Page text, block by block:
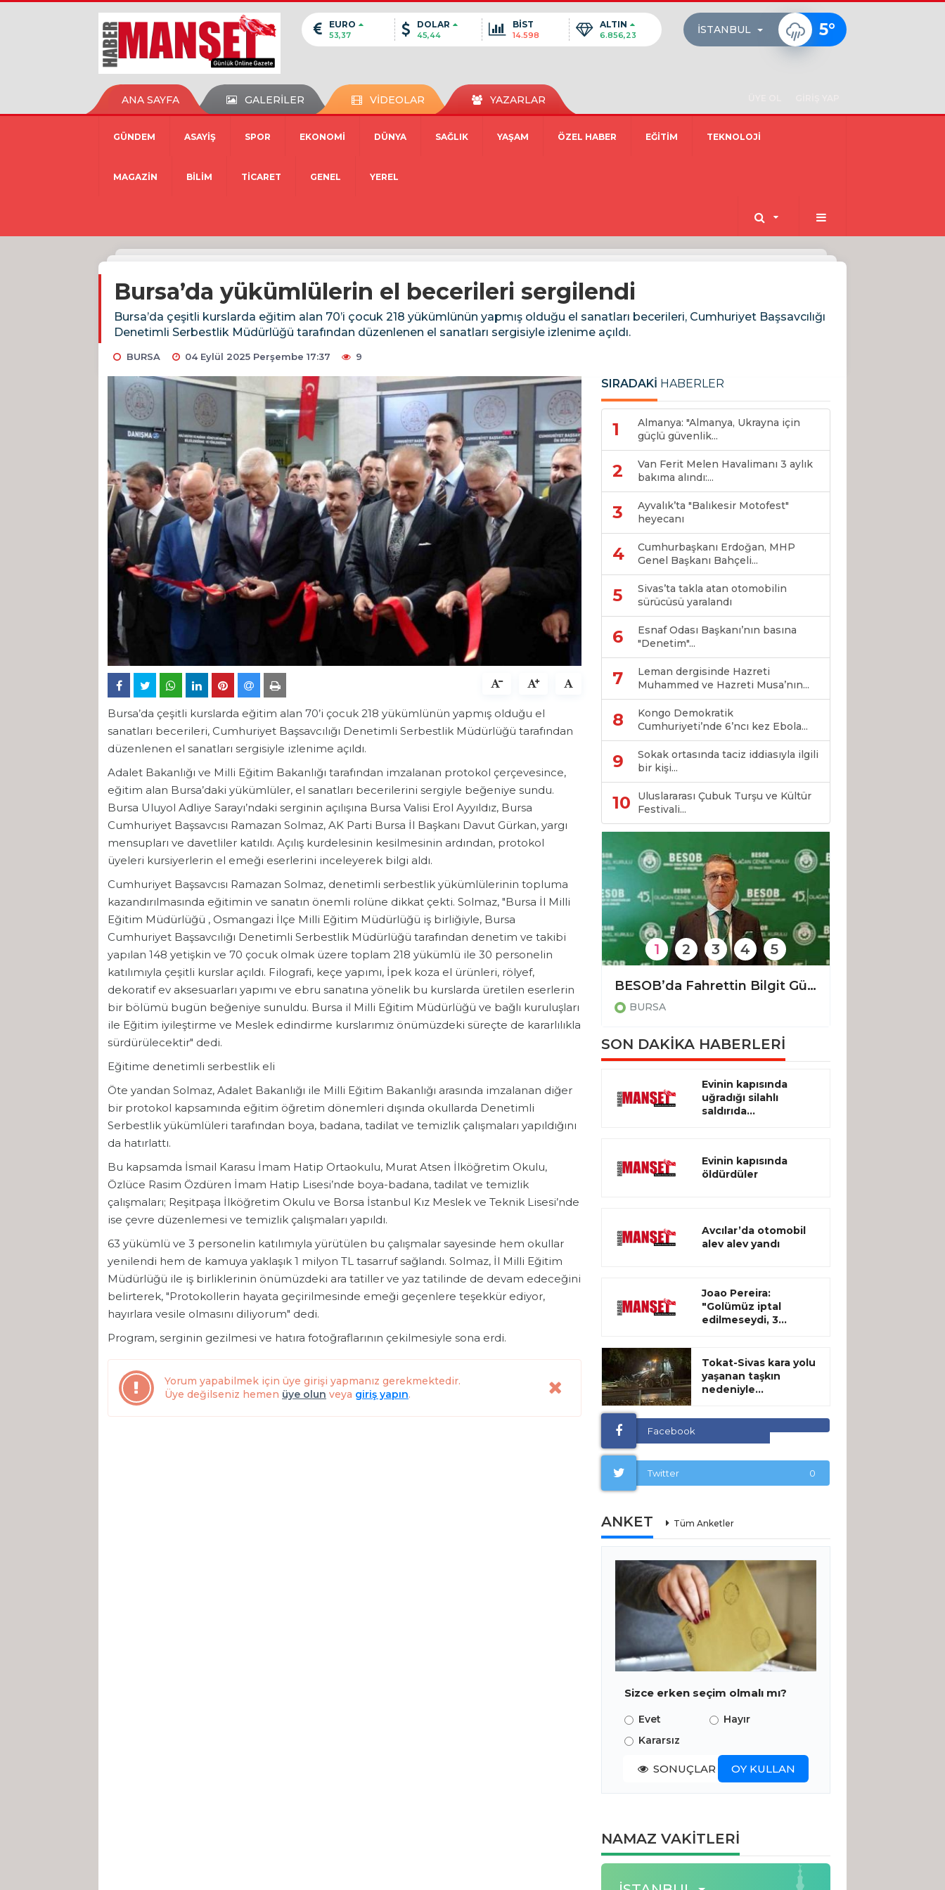
EURO
53,37
DOLAR
45,44
BİST
14.598
ALTIN
6.856,23 İSTANBUL 5°
ANA SAYFA GALERİLER VİDEOLAR YAZARLAR
GÜNDEM ASAYİŞ SPOR EKONOMİ DÜNYA SAĞLIK YAŞAM ÖZEL HABER EĞİTİM TEKNOLOJİ
MAGAZİN BİLİM TİCARET GENEL YEREL
Bursa’da yükümlülerin el becerileri sergilendi
Bursa’da çeşitli kurslarda eğitim alan 70’i çocuk 218 yükümlünün yapmış olduğu el sanatları becerileri, Cumhuriyet Başsavcılığı
Denetimli Serbestlik Müdürlüğü tarafından düzenlenen el sanatları sergisiyle izlenime açıldı.
BURSA 04 Eylül 2025 Perşembe 17:37 9
Bursa’da çeşitli kurslarda eğitim alan 70’i çocuk 218 yükümlünün yapmış olduğu el
sanatları becerileri, Cumhuriyet Başsavcılığı Denetimli Serbestlik Müdürlüğü tarafından
düzenlenen el sanatları sergisiyle izlenime açıldı.
Adalet Bakanlığı ve Milli Eğitim Bakanlığı tarafından imzalanan protokol çerçevesince,
eğitim alan Bursa’daki yükümlüler, el sanatları becerilerini sergiyle beğeniye sundu.
Bursa Uluyol Adliye Sarayı’ndaki serginin açılışına Bursa Valisi Erol Ayyıldız, Bursa
Cumhuriyet Başsavcısı Ramazan Solmaz, AK Parti Bursa İl Başkanı Davut Gürkan, yargı
mensupları ve davetliler katıldı. Açılış kurdelesinin kesilmesinin ardından, protokol
üyeleri kursiyerlerin el emeği eserlerini inceleyerek bilgi aldı.
Cumhuriyet Başsavcısı Ramazan Solmaz, denetimli serbestlik yükümlülerinin topluma
kazandırılmasında eğitimin ve sanatın önemli rolüne dikkat çekti. Solmaz, "Bursa İl Milli
Eğitim Müdürlüğü , Osmangazi İlçe Milli Eğitim Müdürlüğü iş birliğiyle, Bursa
Cumhuriyet Başsavcılığı Denetimli Serbestlik Müdürlüğü tarafından denetim ve takibi
yapılan 148 yetişkin ve 70 çocuk olmak üzere toplam 218 yükümlü ile 30 personelin
katılımıyla çeşitli kurslar açıldı. Filografi, keçe yapımı, İpek koza el ürünleri, rölyef,
dekoratif ev aksesuarları yapımı ve ebru sanatına yönelik bu kurslarda üretilen eserlerin
bir bölümü bugün beğeniye sunuldu. Bursa il Milli Eğitim Müdürlüğü ve bağlı kuruluşları
ile Eğitim iyileştirme ve Meslek edindirme kurslarımız önümüzdeki süreçte de kararlılıkla
sürdürülecektir" dedi.
Eğitime denetimli serbestlik eli
Öte yandan Solmaz, Adalet Bakanlığı ile Milli Eğitim Bakanlığı arasında imzalanan diğer
bir protokol kapsamında eğitim öğretim dönemleri dışında okullarda Denetimli
Serbestlik yükümlüleri tarafından boya, badana, tadilat ve temizlik çalışmaları yapıldığını
da hatırlattı.
Bu kapsamda İsmail Karasu İmam Hatip Ortaokulu, Murat Atsen İlköğretim Okulu,
Özlüce Rasim Özdüren İmam Hatip Lisesi’nde boya-badana, tadilat ve temizlik
çalışmaları; Reşitpaşa İlköğretim Okulu ve Borsa İstanbul Kız Meslek ve Teknik Lisesi’nde
ise çevre düzenlemesi ve temizlik çalışmaları yapıldı.
63 yükümlü ve 3 personelin katılımıyla yürütülen bu çalışmalar sayesinde hem okullar
yenilendi hem de kamuya yaklaşık 1 milyon TL tasarruf sağlandı. Solmaz, İl Milli Eğitim
Müdürlüğü ile iş birliklerinin önümüzdeki ara tatiller ve yaz tatilinde de devam edeceğini
belirterek, "Protokollerin hayata geçirilmesinde emeği geçenlere teşekkür ediyor,
hayırlara vesile olmasını diliyorum" dedi.
Program, serginin gezilmesi ve hatıra fotoğraflarının çekilmesiyle sona erdi.
Yorum yapabilmek için üye girişi yapmanız gerekmektedir.
Üye değilseniz hemen üye olun veya giriş yapın.
SIRADAKİ HABERLER
1
Almanya: "Almanya, Ukrayna için
güçlü güvenlik...
2
Van Ferit Melen Havalimanı 3 aylık
bakıma alındı:...
3
Ayvalık’ta "Balıkesir Motofest"
heyecanı
4
Cumhurbaşkanı Erdoğan, MHP
Genel Başkanı Bahçeli...
5
Sivas’ta takla atan otomobilin
sürücüsü yaralandı
6
Esnaf Odası Başkanı’nın basına
"Denetim"...
7
Leman dergisinde Hazreti
Muhammed ve Hazreti Musa’nın...
8
Kongo Demokratik
Cumhuriyeti’nde 6’ncı kez Ebola...
9
Sokak ortasında taciz iddiasıyla ilgili
bir kişi...
10
Uluslararası Çubuk Turşu ve Kültür
Festivali...
BURSA
BESOB’da Fahrettin Bilgit Güven tazeledi
BURSA
1 2 3 4 5
SON DAKİKA HABERLERİ
Evinin kapısında
uğradığı silahlı
saldırıda...
Evinin kapısında
öldürdüler
Avcılar’da otomobil
alev alev yandı
Joao Pereira:
"Golümüz iptal
edilmeseydi, 3...
Tokat-Sivas kara yolu
yaşanan taşkın
nedeniyle...
Facebook
Twitter 0
ANKET Tüm Anketler
Sizce erken seçim olmalı mı?
Evet
Hayır
Kararsız
SONUÇLAR OY KULLAN
NAMAZ VAKİTLERİ